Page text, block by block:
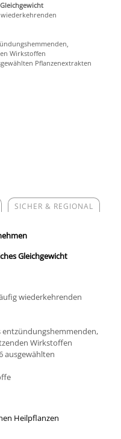
Wirkstoffen
Pflanzenextrakten
SICHER & REGIONAL
Gleichgewicht
wiederkehrenden
Wirkstoffen
ausgewählten
Heilpflanzen